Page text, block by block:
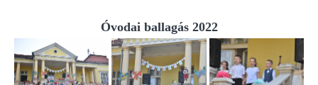
Óvodai ballagás 2022